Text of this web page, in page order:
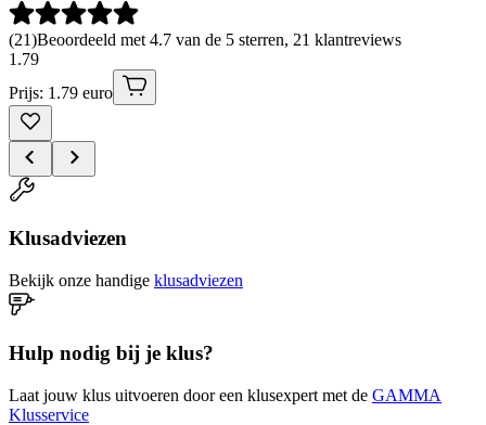
(21)Beoordeeld met 4.7 van de 5 sterren, 21 klantreviews
1 .79
Prijs: 1.79 euro
Klusadviezen
Bekijk onze handige klusadviezen
Hulp nodig bij je klus?
Laat jouw klus uitvoeren door een klusexpert met de GAMMA
Klusservice